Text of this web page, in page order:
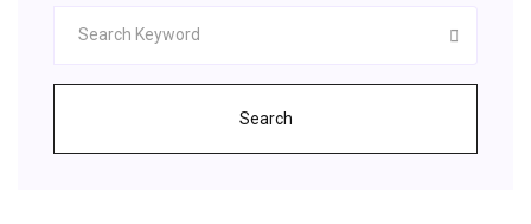
Search